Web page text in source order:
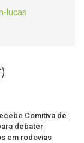
lucas
Comitiva de
debater
em rodovias